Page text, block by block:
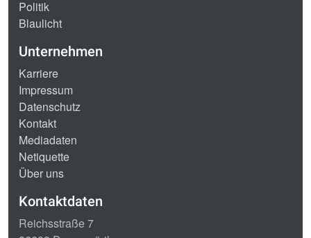
Politik
Blaulicht
Unternehmen
Karriere
Impressum
Datenschutz
Kontakt
Mediadaten
Netiquette
Über uns
Kontaktdaten
Reichsstraße 7